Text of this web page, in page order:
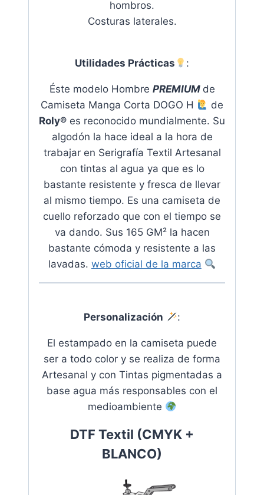
hombros.
Costuras laterales.
Utilidades Prácticas :
Éste modelo Hombre PREMIUM de
Camiseta Manga Corta DOGO H
de
Roly® es reconocido mundialmente. Su
algodón la hace ideal a la hora de
trabajar en Serigrafía Textil Artesanal
con tintas al agua ya que es lo
bastante resistente y fresca de llevar
al mismo tiempo. Es una camiseta de
cuello reforzado que con el tiempo se
va dando. Sus 165 GM² la hacen
bastante cómoda y resistente a las
lavadas. web oficial de la marca
Personalización :
El estampado en la camiseta puede
ser a todo color y se realiza de forma
Artesanal y con Tintas pigmentadas a
base agua más responsables con el
medioambiente
DTF Textil (CMYK +
BLANCO)